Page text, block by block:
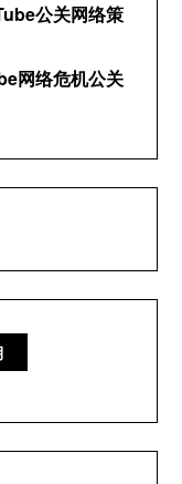
公关网络策
网络危机公关